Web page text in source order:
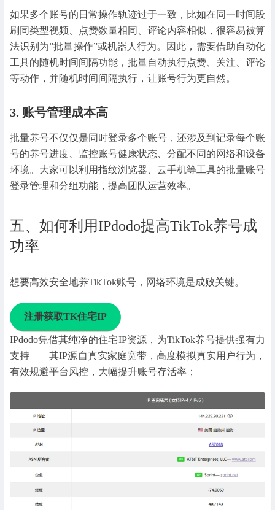
如果多个账号的日常操作轨迹过于一致，比如在同一时间段
刷同类型视频、点赞数量相同、评论内容相似，很容易被算
法识别为”批量操作”或机器人行为。因此，需要借助自动化
工具的随机时间间隔功能，批量自动执行点赞、关注、评论
等动作，并随机时间间隔执行，让账号行为更自然。
3. 账号管理成本高
批量养号不仅仅是同时登录多个账号，还涉及到记录每个账
号的养号进度、监控账号健康状态、分配不同的网络和设备
环境。大家可以利用指纹浏览器、云手机等工具的批量账号
登录管理和分组功能，提高团队运营效率。
五、如何利用IPdodo提高TikTok养号成
功率
想要高效安全地养TikTok账号，网络环境是成败关键。
注册获取TK住宅IP
IPdodo凭借其纯净的住宅IP资源，为TikTok养号提供强有力
支持——其IP源自真实家庭宽带，高度模拟真实用户行为，
有效规避平台风控，大幅提升账号存活率；